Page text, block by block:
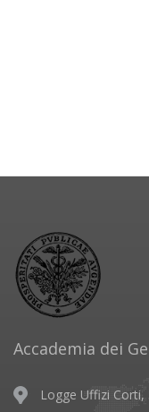
Accademia dei
Logge Uffizi Corti,